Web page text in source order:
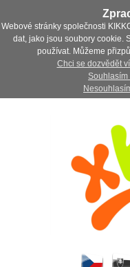
Webové stránky společnosti
dat, jako jsou soubory cookie.
používat. Můžeme
Chci se dozvědět